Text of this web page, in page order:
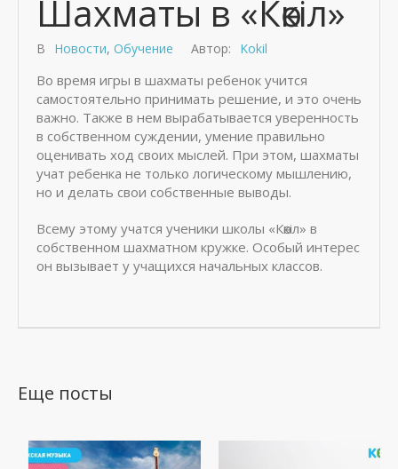
Шахматы в «Көкіл»
В Новости, Обучение Автор: Kokil
Во время игры в шахматы ребенок учится
самостоятельно принимать решение, и это очень
важно. Также в нем вырабатывается уверенность
в собственном суждении, умение правильно
оценивать ход своих мыслей. При этом, шахматы
учат ребенка не только логическому мышлению,
но и делать свои собственные выводы.
Всему этому учатся ученики школы «Көкіл» в
собственном шахматном кружке. Особый интерес
он вызывает у учащихся начальных классов.
Еще посты